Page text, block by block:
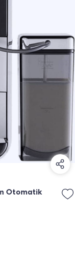
Otomatik